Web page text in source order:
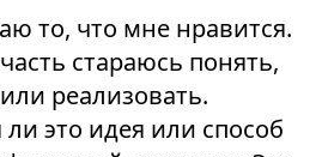
то, что мне нравится.
стараюсь понять,
реализовать.
это идея или способ